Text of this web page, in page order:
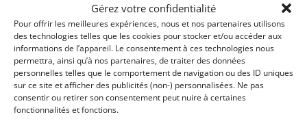
Gérez votre confidentialité
Pour offrir les meilleures expériences, nous et nos partenaires utilisons
des technologies telles que les cookies pour stocker et/ou accéder aux
informations de l’appareil. Le consentement à ces technologies nous
permettra, ainsi qu’à nos partenaires, de traiter des données
personnelles telles que le comportement de navigation ou des ID uniques
sur ce site et afficher des publicités (non-) personnalisées. Ne pas
consentir ou retirer son consentement peut nuire à certaines
fonctionnalités et fonctions.
Drivetrain 7-speed dual-clutch clutch in Stealth Gray
Metallic with Leather seat.
A perfect mix of science and beauty in the shape of a
car. The Speedtail is the most aerodynamically
efficient and the most advanced McLaren. An
advanced hybrid powertrain with 1070 hp at its
heart.